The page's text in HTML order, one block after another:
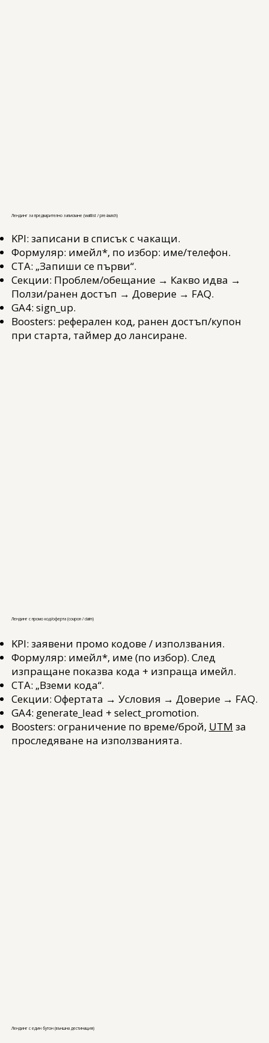
Лендинг за предварително записване (waitlist / pre‑launch)
KPI: записани в списък с чакащи.
Формуляр: имейл*, по избор: име/телефон.
CTA: „Запиши се първи“.
Секции: Проблем/обещание → Какво идва →
Ползи/ранен достъп → Доверие → FAQ.
GA4: sign_up.
Boosters: реферален код, ранен достъп/купон
при старта, таймер до лансиране.
Лендинг с промо код/оферта (coupon / claim)
KPI: заявени промо кодове / използвания.
Формуляр: имейл*, име (по избор). След
изпращане показва кода + изпраща имейл.
CTA: „Вземи кода“.
Секции: Офертата → Условия → Доверие → FAQ.
GA4: generate_lead + select_promotion.
Boosters: ограничение по време/брой, UTM за
проследяване на използванията.
Лендинг с един бутон (външна дестинация)